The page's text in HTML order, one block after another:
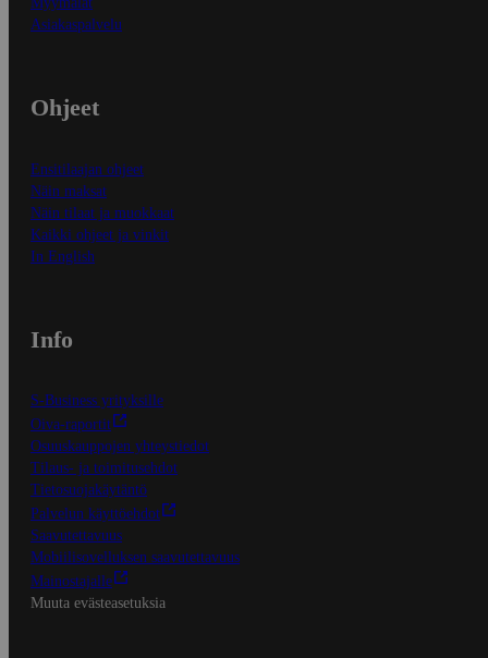
Asiakaspalvelu
Ohjeet
Ensitilaajan ohjeet
Näin maksat
Näin tilaat ja muokkaat
Kaikki ohjeet ja vinkit
In English
Info
S-Business yrityksille
Oiva-raportit
Osuuskauppojen yhteystiedot
Tilaus- ja toimitusehdot
Tietosuojakäytäntö
Palvelun käyttöehdot
Saavutettavuus
Mobiilisovelluksen saavutettavuus
Mainostajalle
Muuta evästeasetuksia